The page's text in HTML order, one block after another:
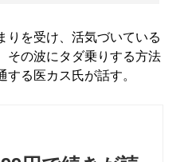
りを受け、活気づいている
その波にタダ乗りする方法
る医カス氏が話す。